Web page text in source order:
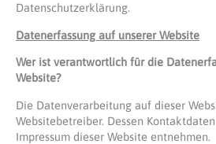
Datenschutzerklärung.
Datenerfassung auf unserer Website
Wer ist verantwortlich für die
Website?
Die Datenverarbeitung auf dieser
Websitebetreiber. Dessen
Impressum dieser Website entnehmen.